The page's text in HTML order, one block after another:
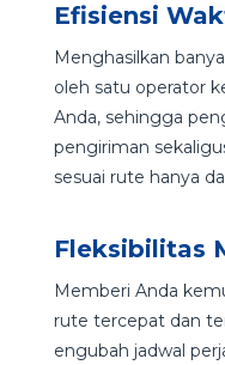
Efisiensi
Menghasilkan
oleh satu operator
Anda, sehingga
pengiriman
sesuai rute hanya
Fleksibilitas
Memberi Anda
rute tercepat dan
engubah jadwal